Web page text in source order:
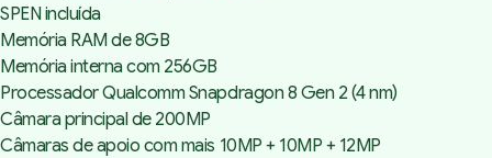
SPEN incluída
Memória RAM de 8GB
Memória interna com 256GB
Processador Qualcomm Snapdragon 8 Gen 2 (4 nm)
Câmara principal de 200MP
Câmaras de apoio com mais 10MP + 10MP + 12MP